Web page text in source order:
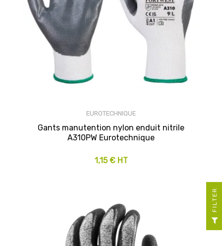
EUROTECHNIQUE
Gants manutention nylon enduit nitrile
A310PW Eurotechnique
1,15 € HT
R